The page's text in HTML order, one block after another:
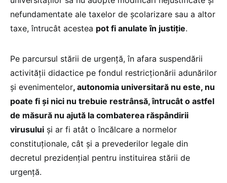
nefundamentate ale taxelor de școlarizare sau a altor
taxe, întrucât acestea pot fi anulate în justiție.
Pe parcursul stării de urgență, în afara suspendării
activității didactice pe fondul restricționării adunărilor
și evenimentelor, autonomia universitară nu este, nu
poate fi și nici nu trebuie restrânsă, întrucât o astfel
de măsură nu ajută la combaterea răspândirii
virusului și ar fi atât o încălcare a normelor
constituționale, cât și a prevederilor legale din
decretul prezidențial pentru instituirea stării de
urgență.